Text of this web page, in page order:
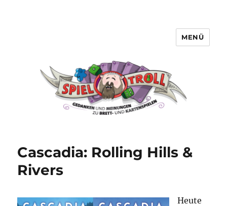
MENÜ
Cascadia: Rolling Hills &
Rivers
Heute